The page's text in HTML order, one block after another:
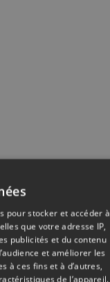
pour stocker et accéder à
que votre adresse IP,
publicités et du contenu
et améliorer les
à ces fins et à d’autres,
de l’appareil.